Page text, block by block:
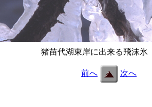
猪苗代湖東岸に出来る飛沫氷
前へ 次へ